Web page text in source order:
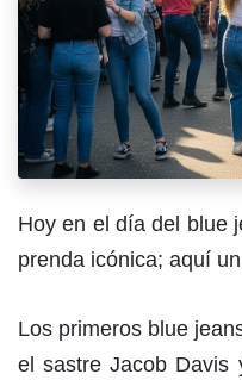
Hoy en el día del blue
prenda icónica; aquí
Los primeros blue
el sastre Jacob Davis